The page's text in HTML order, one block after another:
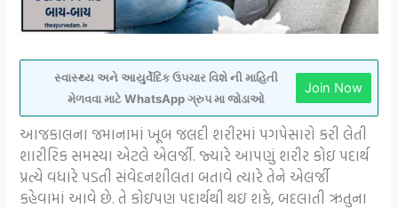
સ્વાસ્થ્ય અને આયુર્વેદિક ઉપચાર વિશે ની માહિતી
મેળવવા માટે WhatsApp ગ્રુપ મા જોડાઓ
Join Now
આજકાલના જમાનામાં ખૂબ જલદી શરીરમાં પગપેસારો કરી લેતી
શારીરિક સમસ્યા એટલે એલર્જી. જ્યારે આપણું શરીર કોઇ પદાર્થ
પ્રત્યે વધારે પડતી સંવેદનશીલતા બતાવે ત્યારે તેને એલર્જી
કહેવામાં આવે છે. તે કોઇપણ પદાર્થથી થઇ શકે, બદલાતી ઋતુના